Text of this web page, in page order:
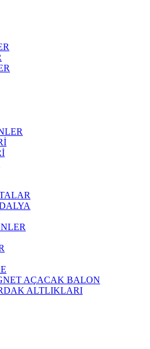
AÇACAK BALON
ALTLIKLARI